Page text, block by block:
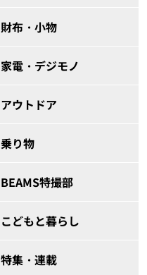
財布・小物
家電・デジモノ
アウトドア
乗り物
BEAMS特撮部
こどもと暮らし
特集・連載